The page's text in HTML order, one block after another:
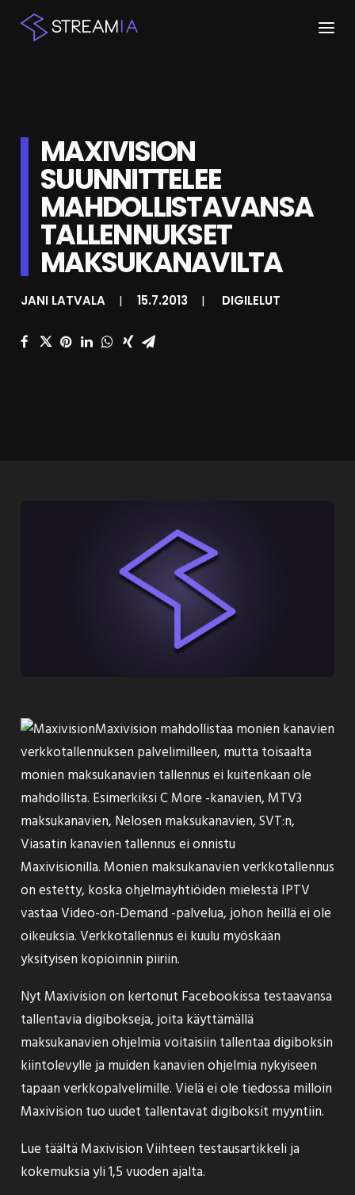
STREAMIT
KESKUSTELU
SHOP
MAXIVISION
SUUNNITTELEE
MAHDOLLISTAVANSA
TALLENNUKSET
MAKSUKANAVILTA
JANI LATVALA | 15.7.2013 | DIGILELUT
Maxivision mahdollistaa monien kanavien
verkkotallennuksen palvelimilleen, mutta toisaalta
monien maksukanavien tallennus ei kuitenkaan ole
mahdollista. Esimerkiksi C More -kanavien, MTV3
maksukanavien, Nelosen maksukanavien, SVT:n,
Viasatin kanavien tallennus ei onnistu
Maxivisionilla. Monien maksukanavien verkkotallennus
on estetty, koska ohjelmayhtiöiden mielestä IPTV
vastaa Video-on-Demand -palvelua, johon heillä ei ole
oikeuksia. Verkkotallennus ei kuulu myöskään
yksityisen kopioinnin piiriin.
Nyt Maxivision on kertonut Facebookissa testaavansa
tallentavia digibokseja, joita käyttämällä
maksukanavien ohjelmia voitaisiin tallentaa digiboksin
kiintolevylle ja muiden kanavien ohjelmia nykyiseen
tapaan verkkopalvelimille. Vielä ei ole tiedossa milloin
Maxivision tuo uudet tallentavat digiboksit myyntiin.
Lue täältä Maxivision Viihteen testausartikkeli ja
kokemuksia yli 1,5 vuoden ajalta.